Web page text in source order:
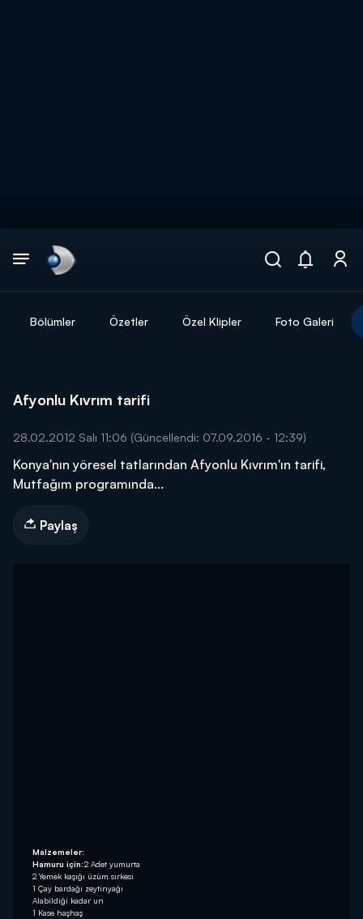
Bölümler Özetler Özel Klipler Foto Galeri
Afyonlu Kıvrım tarifi
28.02.2012 Salı 11:06 (Güncellendi: 07.09.2016 - 12:39)
Konya'nın yöresel tatlarından Afyonlu Kıvrım'ın tarifi,
Mutfağım programında...
Paylaş
Malzemeler:
Hamuru için:2 Adet yumurta
2 Yemek kaşığı üzüm sirkesi
1 Çay bardağı zeytinyağı
Alabildiği kadar un
1 Kase haşhaş